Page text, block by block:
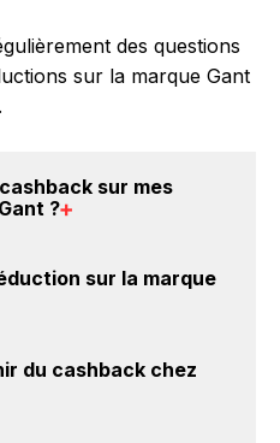
des questions
sur la marque Gant
cashback sur mes
?
et cliquez sur
votre achat sur le
sur la marque
BackBackBack lorsque
du cashback chez